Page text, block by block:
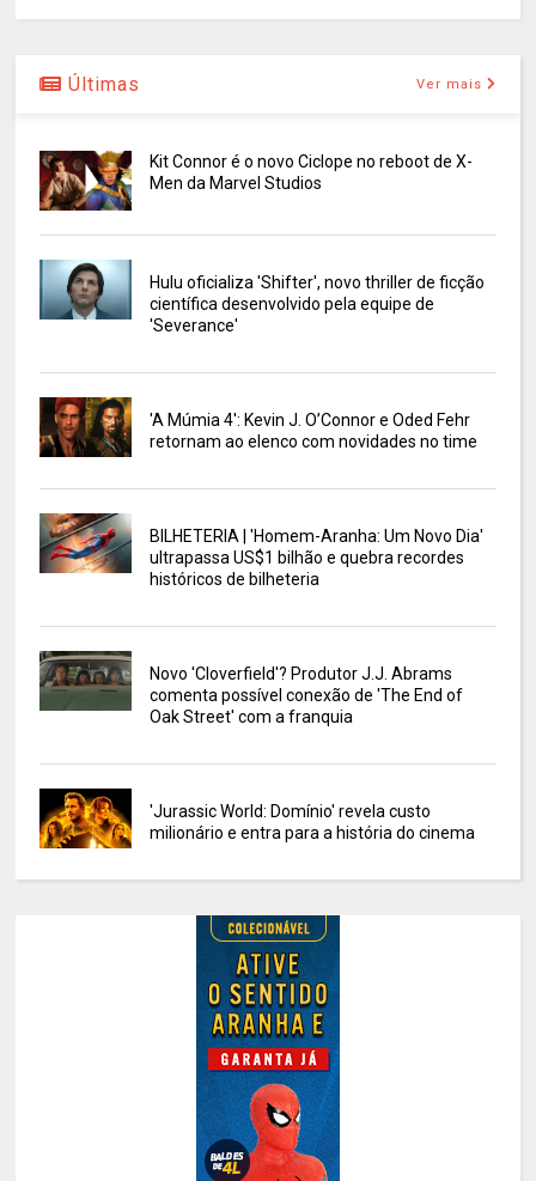
Últimas Ver mais
Kit Connor é o novo Ciclope no reboot de X-
Men da Marvel Studios
Hulu oficializa 'Shifter', novo thriller de ficção
científica desenvolvido pela equipe de
'Severance'
'A Múmia 4': Kevin J. O’Connor e Oded Fehr
retornam ao elenco com novidades no time
BILHETERIA | 'Homem-Aranha: Um Novo Dia'
ultrapassa US$1 bilhão e quebra recordes
históricos de bilheteria
Novo 'Cloverfield'? Produtor J.J. Abrams
comenta possível conexão de 'The End of
Oak Street' com a franquia
'Jurassic World: Domínio' revela custo
milionário e entra para a história do cinema